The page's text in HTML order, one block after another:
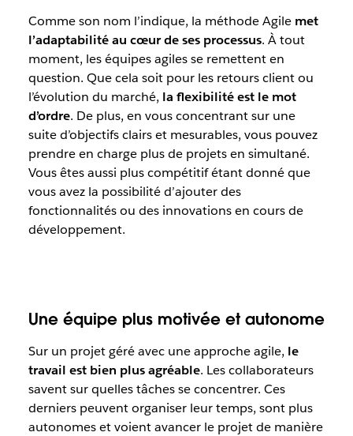
Comme son nom l’indique, la méthode Agilemet
l’adaptabilité au cœur de ses processus. À tout
moment, les équipes agiles se remettent en
question. Que cela soit pour les retours client ou
l’évolution du marché, la flexibilité est le mot
d’ordre. De plus, en vous concentrant sur une
suite d’objectifs clairs et mesurables, vous pouvez
prendre en charge plus de projets en simultané.
Vous êtes aussi plus compétitif étant donné que
vous avez la possibilité d’ajouter des
fonctionnalités ou des innovations en cours de
développement.
Une équipe plus motivée et autonome
Sur un projet géré avec une approche agile, le
travail est bien plus agréable. Les collaborateurs
savent sur quelles tâches se concentrer. Ces
derniers peuvent organiser leur temps, sont plus
autonomes et voient avancer le projet de manière